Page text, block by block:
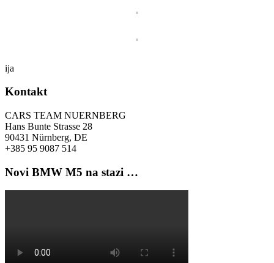
ija
Kontakt
CARS TEAM NUERNBERG
Hans Bunte Strasse 28
90431 Nürnberg, DE
+385 95 9087 514
Novi BMW M5 na stazi …